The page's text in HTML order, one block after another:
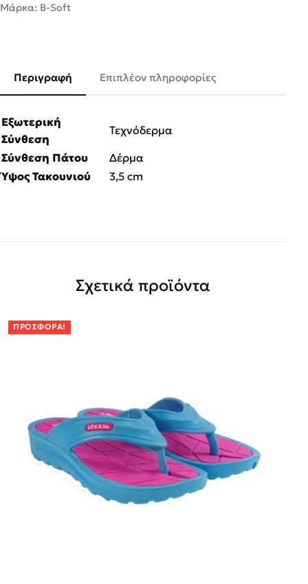
Μάρκα: B-Soft
Περιγραφή Επιπλέον πληροφορίες
Εξωτερική
Σύνθεση
Τεχνόδερμα
Σύνθεση Πάτου
Δέρμα
Ύψος Τακουνιού
3,5 cm
Σχετικά προϊόντα
ΠΡΟΣΦΟΡΆ!